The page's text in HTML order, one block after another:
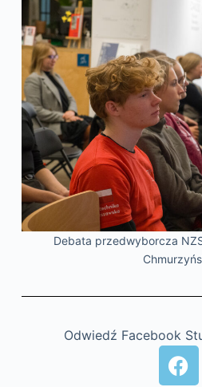
Debata przedwyborcza
Odwiedź Facebook